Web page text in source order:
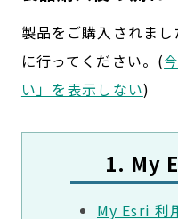
製品をご購入されま
に行ってください。(
い」を表示しない)
1. My
My Esri 利